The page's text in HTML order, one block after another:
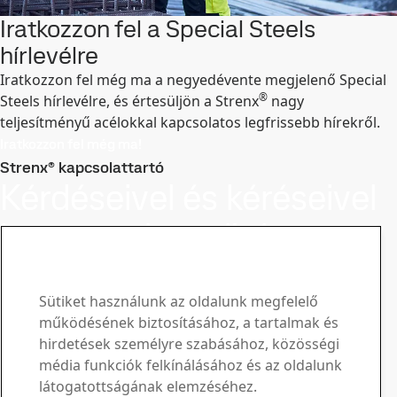
Iratkozzon fel a Special Steels
hírlevélre
Iratkozzon fel még ma a negyedévente megjelenő Special
Steels hírlevélre, és értesüljön a Strenx® nagy
teljesítményű acélokkal kapcsolatos legfrissebb hírekről.
Strenx® kapcsolattartó
keressen bennünket
Iratkozzon fel hírlevelünkre, és értesüljön a legújabb
iparági hírekről, termékfrissítésekről és inspiráló
történetekről
Regisztráljon itt
Értékesítés
Sütiket használunk az oldalunk megfelelő
működésének biztosításához, a tartalmak és
hirdetések személyre szabásához, közösségi
média funkciók felkínálásához és az oldalunk
látogatottságának elemzéséhez.